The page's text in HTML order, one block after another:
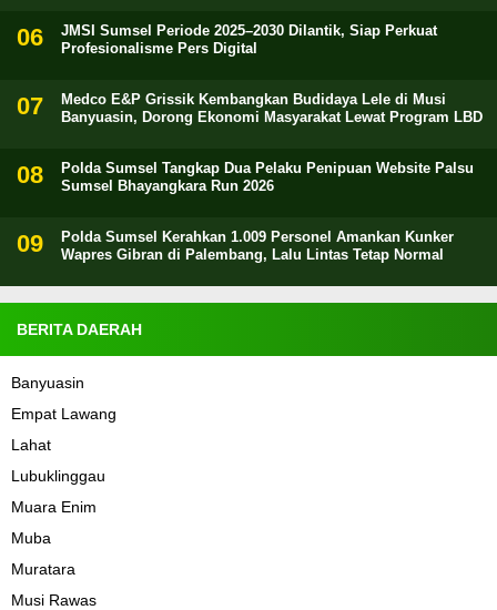
JMSI Sumsel Periode 2025–2030 Dilantik, Siap Perkuat
Profesionalisme Pers Digital
Medco E&P Grissik Kembangkan Budidaya Lele di Musi
Banyuasin, Dorong Ekonomi Masyarakat Lewat Program LBD
Polda Sumsel Tangkap Dua Pelaku Penipuan Website Palsu
Sumsel Bhayangkara Run 2026
Polda Sumsel Kerahkan 1.009 Personel Amankan Kunker
Wapres Gibran di Palembang, Lalu Lintas Tetap Normal
BERITA DAERAH
Banyuasin
Empat Lawang
Lahat
Lubuklinggau
Muara Enim
Muba
Muratara
Musi Rawas